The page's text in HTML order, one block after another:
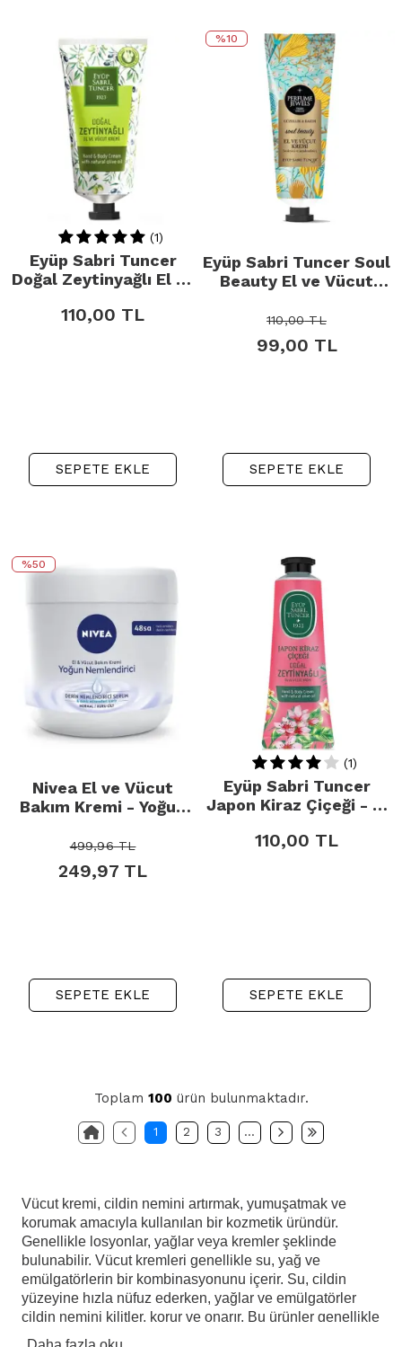
(1)
Eyüp Sabri Tuncer
Doğal Zeytinyağlı El ve
110,00 TL
SEPETE EKLE
%10
Eyüp Sabri Tuncer Soul
Beauty El ve Vücut
110,00TL
99,00 TL
SEPETE EKLE
%50
Nivea El ve Vücut
Bakım Kremi - Yoğun
499,96TL
249,97 TL
SEPETE EKLE
(1)
Eyüp Sabri Tuncer
Japon Kiraz Çiçeği - El
110,00 TL
SEPETE EKLE
Toplam 100 ürün bulunmaktadır.
1 2 3 …
Vücut kremi, cildin nemini artırmak, yumuşatmak ve
korumak amacıyla kullanılan bir kozmetik üründür.
Genellikle losyonlar, yağlar veya kremler şeklinde
bulunabilir. Vücut kremleri genellikle su, yağ ve
emülgatörlerin bir kombinasyonunu içerir. Su, cildin
yüzeyine hızla nüfuz ederken, yağlar ve emülgatörler
cildin nemini kilitler, korur ve onarır. Bu ürünler genellikle
vücut üzerine uygulandıktan sonra hızlı bir şekilde emilir